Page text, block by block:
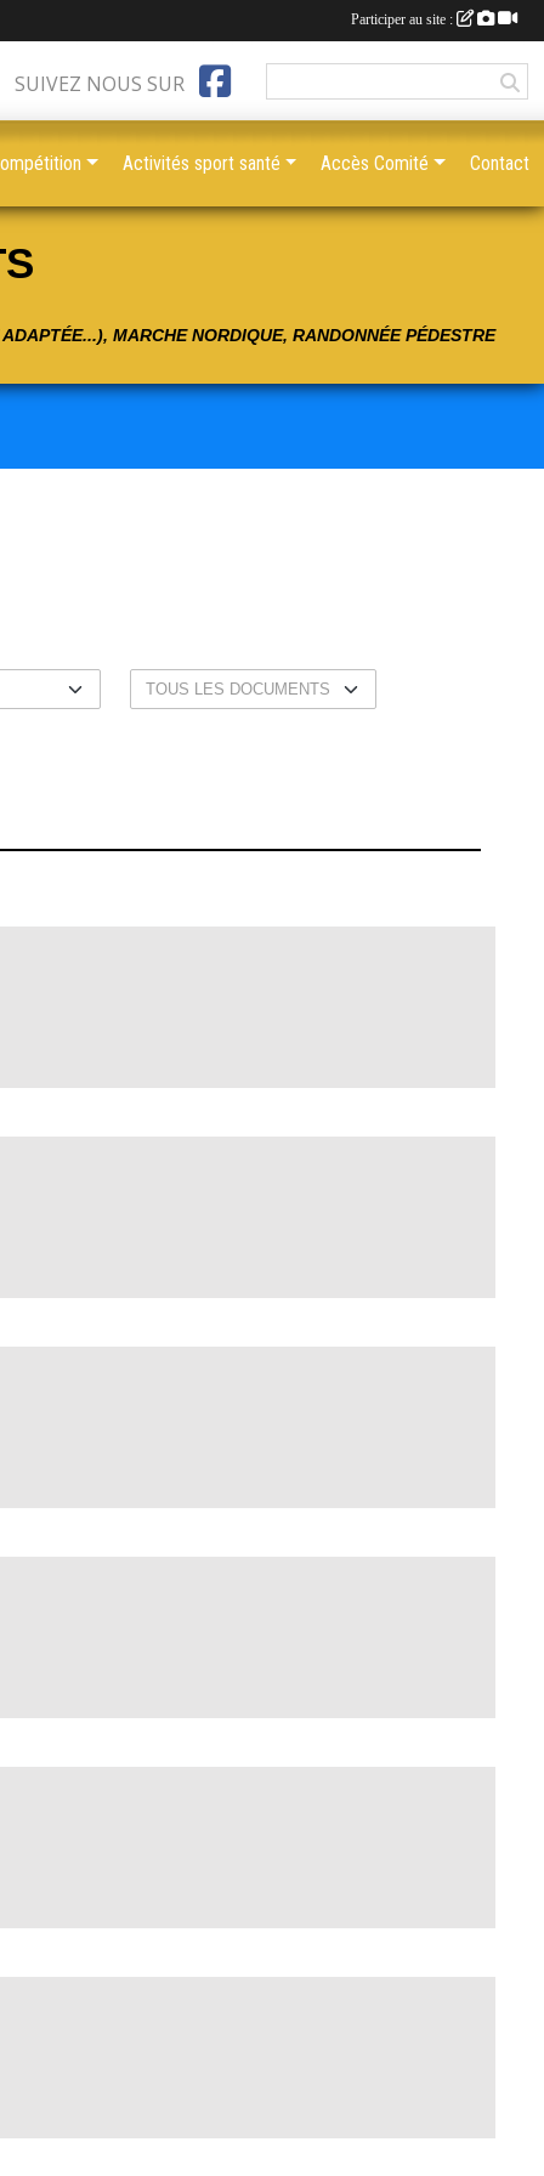
MARCHE NORDIQUE, RANDONNÉE PÉDESTRE
SUIVEZ NOUS SUR
Activités sport santé Accès Comité Contact
Participer au site :